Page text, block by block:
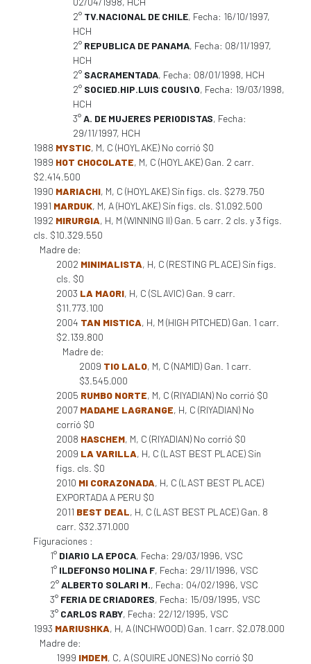
2° TV.NACIONAL DE CHILE, Fecha: 16/10/1997,
HCH
2° REPUBLICA DE PANAMA, Fecha: 08/11/1997,
HCH
2° SACRAMENTADA, Fecha: 08/01/1998, HCH
2° SOCIED.HIP.LUIS COUSI\O, Fecha: 19/03/1998,
HCH
3°A. DE MUJERES PERIODISTAS, Fecha:
29/11/1997, HCH
1988 MYSTIC, M, C (HOYLAKE) No corrió $0
1989 HOT CHOCOLATE, M, C (HOYLAKE) Gan. 2 carr.
$2.414.500
1990 MARIACHI, M, C (HOYLAKE) Sin figs. cls. $279.750
1991 MARDUK, M, A (HOYLAKE) Sin figs. cls. $1.092.500
1992 MIRURGIA, H, M (WINNING II) Gan. 5 carr. 2 cls. y 3 figs.
cls. $10.329.550
Madre de:
2002 MINIMALISTA, H, C (RESTING PLACE) Sin figs.
cls. $0
2003 LA MAORI, H, C (SLAVIC) Gan. 9 carr.
$11.773.100
2004 TAN MISTICA, H, M (HIGH PITCHED) Gan. 1 carr.
$2.139.800
Madre de:
2009 TIO LALO, M, C (NAMID) Gan. 1 carr.
$3.545.000
2005 RUMBO NORTE, M, C (RIYADIAN) No corrió $0
2007 MADAME LAGRANGE, H, C (RIYADIAN) No
corrió $0
2008 HASCHEM, M, C (RIYADIAN) No corrió $0
2009 LA VARILLA, H, C (LAST BEST PLACE) Sin
figs. cls. $0
2010 MI CORAZONADA, H, C (LAST BEST PLACE)
EXPORTADA A PERU $0
2011 BEST DEAL, H, C (LAST BEST PLACE) Gan. 8
carr. $32.371.000
Figuraciones :
1° DIARIO LA EPOCA, Fecha: 29/03/1996, VSC
1° ILDEFONSO MOLINA F, Fecha: 29/11/1996, VSC
2°ALBERTO SOLARI M., Fecha: 04/02/1996, VSC
3° FERIA DE CRIADORES, Fecha: 15/09/1995, VSC
3° CARLOS RABY, Fecha: 22/12/1995, VSC
1993 MARIUSHKA, H, A (INCHWOOD) Gan. 1 carr. $2.078.000
Madre de:
1999 IMDEM, C, A (SQUIRE JONES) No corrió $0